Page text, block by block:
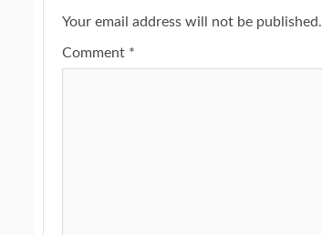
Your email address will not be published.
Comment *